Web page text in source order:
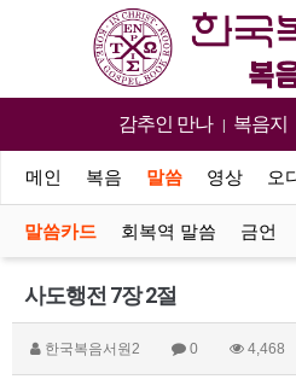
감추인 만나 | 복음지
메인 복음 말씀 영상 오
말씀카드 회복역 말씀 금언
사도행전 7장 2절
한국복음서원2 0 4,468